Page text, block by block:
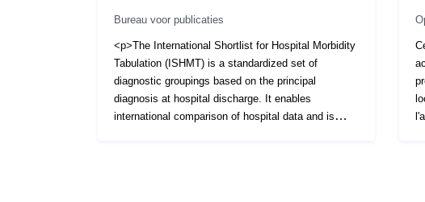
Bureau voor publicaties
<p>The International Shortlist for Hospital Morbidity
Tabulation (ISHMT) is a standardized set of
diagnostic groupings based on the principal
diagnosis at hospital discharge. It enables
international comparison of hospital data and is